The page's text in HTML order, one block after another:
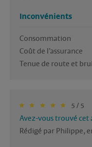
Inconvénients
Consommation
Coût de l’assurance
Tenue de route et
5 / 5
Avez-vous trouvé cet
Rédigé par Philippe,